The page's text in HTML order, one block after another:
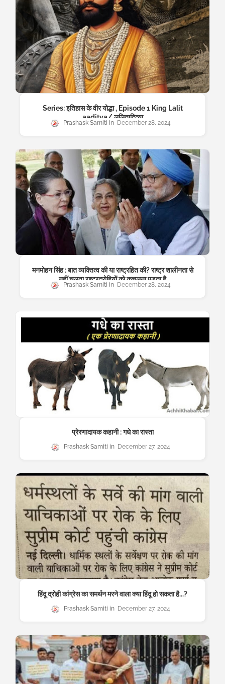
Series: इतिहास के वीर योद्धा , Episode 1 King Lalit
aaditya/ ललितादित्या
Prashask Samiti December 28, 2024
मनमोहन सिंह : बात व्यक्तित्व की या राष्ट्रहित की? राष्ट्र शालीनता से
नहीं चलता राष्ट्रद्रोहियों को कुचलना पड़ता है
Prashask Samiti December 28, 2024
प्रेरणादायक कहानी : गधे का रास्ता
Prashask Samiti December 27, 2024
हिंदू द्रोही कांग्रेस का समर्थन मरने वाला क्या हिंदू हो सकता है...?
Prashask Samiti December 27, 2024